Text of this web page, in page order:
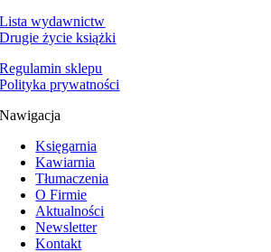
Lista wydawnictw
Drugie życie książki
Regulamin sklepu
Polityka prywatności
Nawigacja
Księgarnia
Kawiarnia
Tłumaczenia
O Firmie
Aktualności
Newsletter
Kontakt